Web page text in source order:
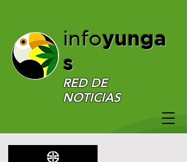
infoyunga
s
RED DE
NOTICIAS